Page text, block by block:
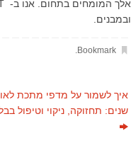
ובמבנים.
Bookmark
איך לשמור על מדפי מתכת
שנים: תחזוקה, ניקוי וטיפול